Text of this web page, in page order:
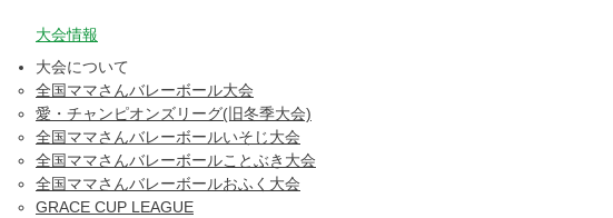
大会情報
大会について
全国ママさんバレーボール大会
愛・チャンピオンズリーグ(旧冬季大会)
全国ママさんバレーボールいそじ大会
全国ママさんバレーボールことぶき 大会
全国ママさんバレーボールおふく大会
​​GRACE CUP LEAGUE